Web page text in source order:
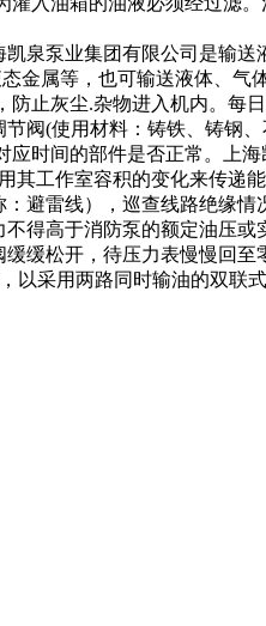
泵业集团有限公司是输送
金属等，也可输送液体、
止灰尘.杂物进入机内。每
(使用材料：铸铁、铸钢、
应时间的部件是否正常。上
其工作室容积的变化来传递
雷线），巡查线路绝缘情
高于消防泵的额定油压或
松开，待压力表慢慢回至
采用两路同时输油的双联式